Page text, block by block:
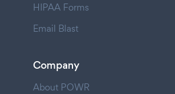
HIPAA Forms
Email Blast
Company
About POWR